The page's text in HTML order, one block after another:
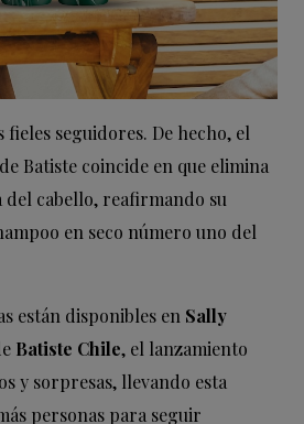
fieles seguidores. De hecho, el
Batiste coincide en que elimina
del cabello, reafirmando su
en seco número uno del
están disponibles en Sally
Batiste Chile, el lanzamiento
y sorpresas, llevando esta
personas para seguir